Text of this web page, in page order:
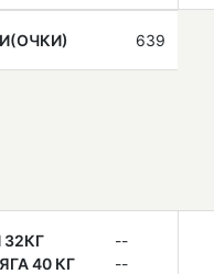
639
--
40 КГ
--